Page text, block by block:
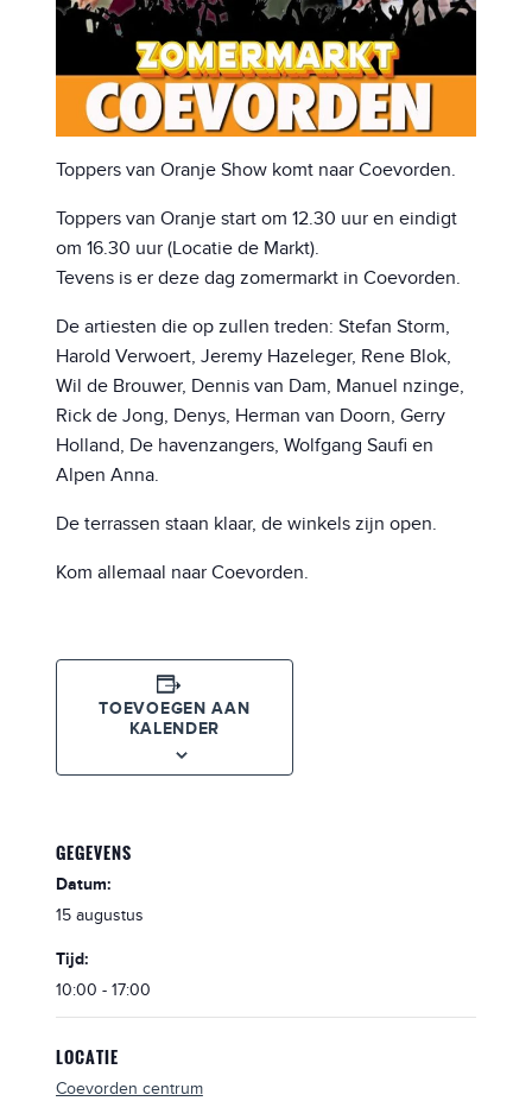
Toppers van Oranje Show komt naar Coevorden.
Toppers van Oranje start om 12.30 uur en eindigt
om 16.30 uur (Locatie de Markt).
Tevens is er deze dag zomermarkt in Coevorden.
De artiesten die op zullen treden: Stefan Storm,
Harold Verwoert, Jeremy Hazeleger, Rene Blok,
Wil de Brouwer, Dennis van Dam, Manuel nzinge,
Rick de Jong, Denys, Herman van Doorn, Gerry
Holland, De havenzangers, Wolfgang Saufi en
Alpen Anna.
De terrassen staan klaar, de winkels zijn open.
Kom allemaal naar Coevorden.
TOEVOEGEN AAN
KALENDER
GEGEVENS
Datum:
15 augustus
Tijd:
10:00 - 17:00
LOCATIE
Coevorden centrum